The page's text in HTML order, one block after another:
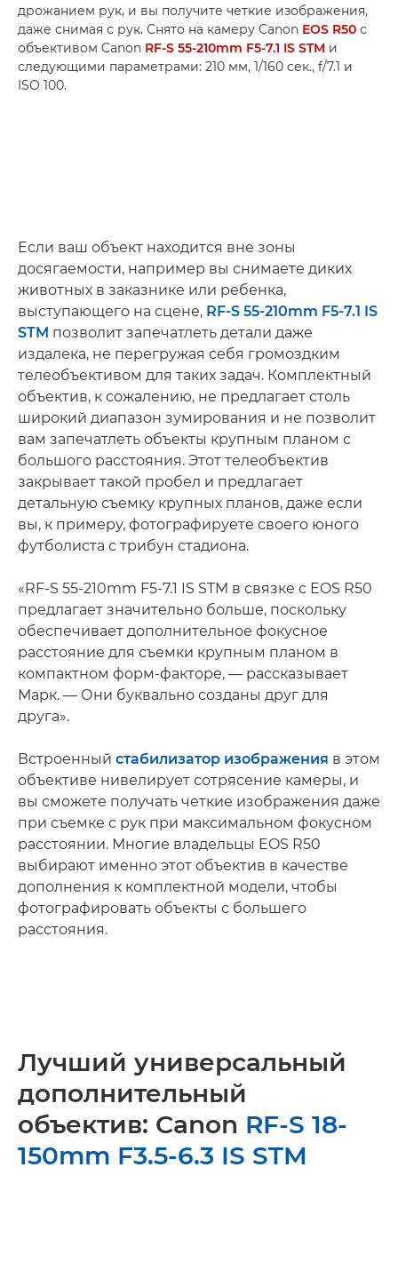
дрожанием рук, и вы получите четкие изображения,
даже снимая с рук. Снято на камеру Canon EOS R50 с
объективом Canon RF-S 55-210mm F5-7.1 IS STM и
следующими параметрами: 210 мм, 1/160 сек., f/7.1 и
ISO 100.
Если ваш объект находится вне зоны
досягаемости, например вы снимаете диких
животных в заказнике или ребенка,
выступающего на сцене, RF-S 55-210mm F5-7.1 IS
STM позволит запечатлеть детали даже
издалека, не перегружая себя громоздким
телеобъективом для таких задач. Комплектный
объектив, к сожалению, не предлагает столь
широкий диапазон зумирования и не позволит
вам запечатлеть объекты крупным планом с
большого расстояния. Этот телеобъектив
закрывает такой пробел и предлагает
детальную съемку крупных планов, даже если
вы, к примеру, фотографируете своего юного
футболиста с трибун стадиона.
«RF-S 55-210mm F5-7.1 IS STM в связке с EOS R50
предлагает значительно больше, поскольку
обеспечивает дополнительное фокусное
расстояние для съемки крупным планом в
компактном форм-факторе, — рассказывает
Марк. — Они буквально созданы друг для
друга».
Встроенный стабилизатор изображения в этом
объективе нивелирует сотрясение камеры, и
вы сможете получать четкие изображения даже
при съемке с рук при максимальном фокусном
расстоянии. Многие владельцы EOS R50
выбирают именно этот объектив в качестве
дополнения к комплектной модели, чтобы
фотографировать объекты с большего
расстояния.
Лучший универсальный
дополнительный
объектив: Canon RF-S 18-
150mm F3.5-6.3 IS STM